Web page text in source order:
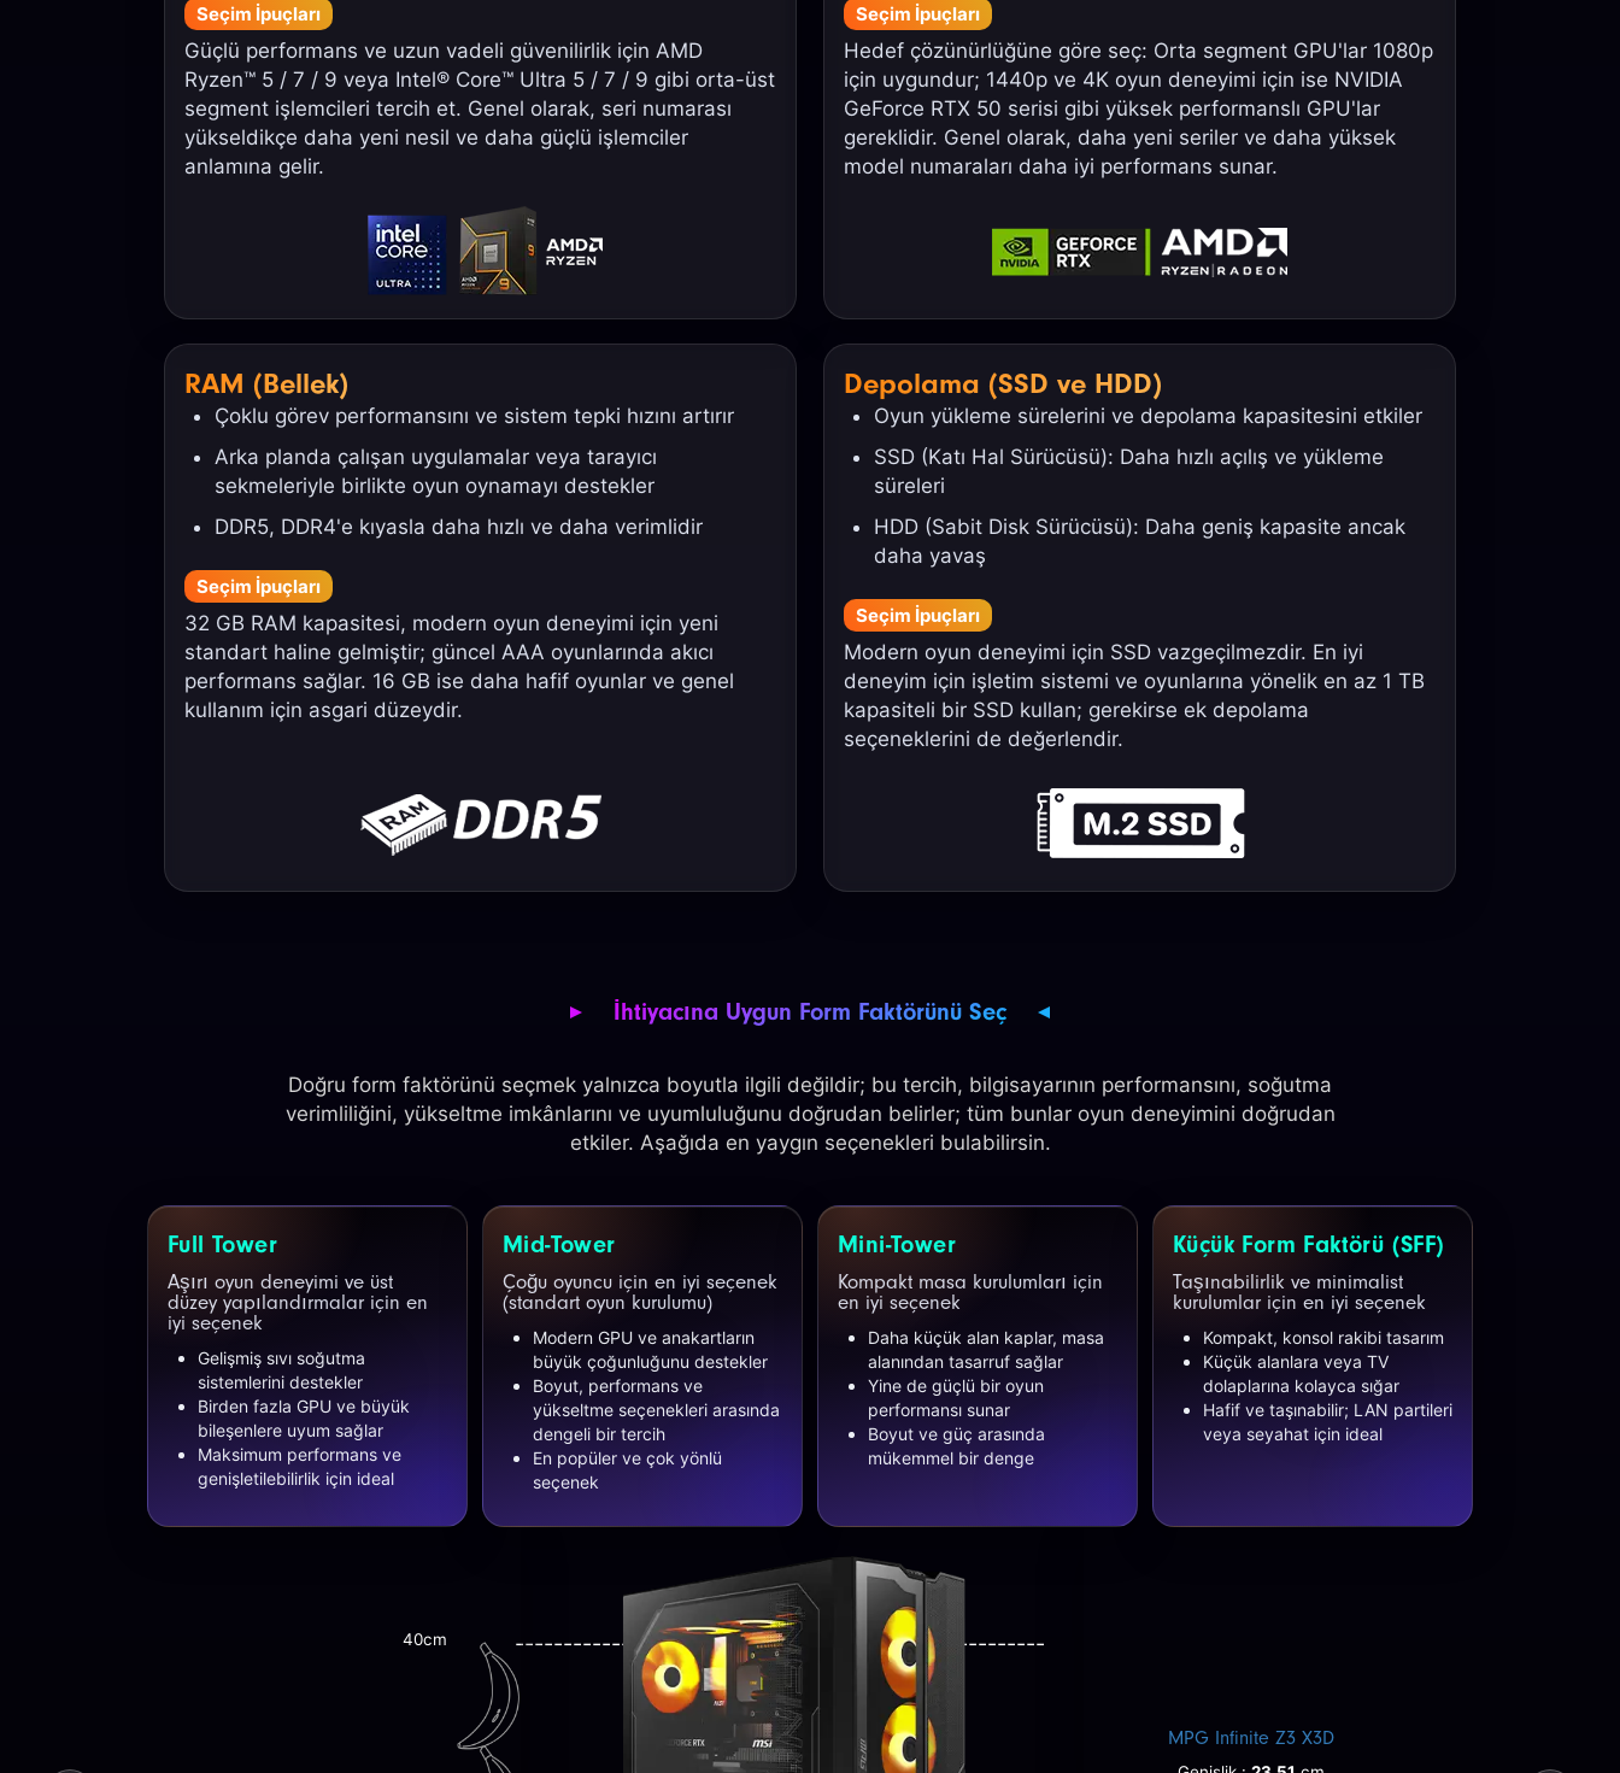
Seçim İpuçları
Güçlü performans ve uzun vadeli güvenilirlik için AMD
Ryzen™ 5 / 7 / 9 veya Intel® Core™ Ultra 5 / 7 / 9 gibi orta-üst
segment işlemcileri tercih et. Genel olarak, seri numarası
yükseldikçe daha yeni nesil ve daha güçlü işlemciler
anlamına gelir.
Seçim İpuçları
Hedef çözünürlüğüne göre seç: Orta segment GPU'lar 1080p
için uygundur; 1440p ve 4K oyun deneyimi için ise NVIDIA
GeForce RTX 50 serisi gibi yüksek performanslı GPU'lar
gereklidir. Genel olarak, daha yeni seriler ve daha yüksek
model numaraları daha iyi performans sunar.
RAM (Bellek)
Çoklu görev performansını ve sistem tepki hızını artırır
Arka planda çalışan uygulamalar veya tarayıcı
sekmeleriyle birlikte oyun oynamayı destekler
DDR5, DDR4'e kıyasla daha hızlı ve daha verimlidir
Seçim İpuçları
32 GB RAM kapasitesi, modern oyun deneyimi için yeni
standart haline gelmiştir; güncel AAA oyunlarında akıcı
performans sağlar. 16 GB ise daha hafif oyunlar ve genel
kullanım için asgari düzeydir.
Depolama (SSD ve HDD)
Oyun yükleme sürelerini ve depolama kapasitesini etkiler
SSD (Katı Hal Sürücüsü): Daha hızlı açılış ve yükleme
süreleri
HDD (Sabit Disk Sürücüsü): Daha geniş kapasite ancak
daha yavaş
Seçim İpuçları
Modern oyun deneyimi için SSD vazgeçilmezdir. En iyi
deneyim için işletim sistemi ve oyunlarına yönelik en az 1 TB
kapasiteli bir SSD kullan; gerekirse ek depolama
seçeneklerini de değerlendir.
İhtiyacına Uygun Form Faktörünü Seç
Doğru form faktörünü seçmek yalnızca boyutla ilgili değildir; bu tercih, bilgisayarının performansını, soğutma
verimliliğini, yükseltme imkânlarını ve uyumluluğunu doğrudan belirler; tüm bunlar oyun deneyimini doğrudan
etkiler. Aşağıda en yaygın seçenekleri bulabilirsin.
Full Tower
Aşırı oyun deneyimi ve üst
düzey yapılandırmalar için en
iyi seçenek
Gelişmiş sıvı soğutma
sistemlerini destekler
Birden fazla GPU ve büyük
bileşenlere uyum sağlar
Maksimum performans ve
genişletilebilirlik için ideal
Mid-Tower
Çoğu oyuncu için en iyi seçenek
(standart oyun kurulumu)
Modern GPU ve anakartların
büyük çoğunluğunu destekler
Boyut, performans ve
yükseltme seçenekleri arasında
dengeli bir tercih
En popüler ve çok yönlü
seçenek
Mini-Tower
Kompakt masa kurulumları için
en iyi seçenek
Daha küçük alan kaplar, masa
alanından tasarruf sağlar
Yine de güçlü bir oyun
performansı sunar
Boyut ve güç arasında
mükemmel bir denge
Küçük Form Faktörü (SFF)
Taşınabilirlik ve minimalist
kurulumlar için en iyi seçenek
Kompakt, konsol rakibi tasarım
Küçük alanlara veya TV
dolaplarına kolayca sığar
Hafif ve taşınabilir; LAN partileri
veya seyahat için ideal
40cm
-------------------------------------------------------
-----
MPG Infinite Z3 X3D